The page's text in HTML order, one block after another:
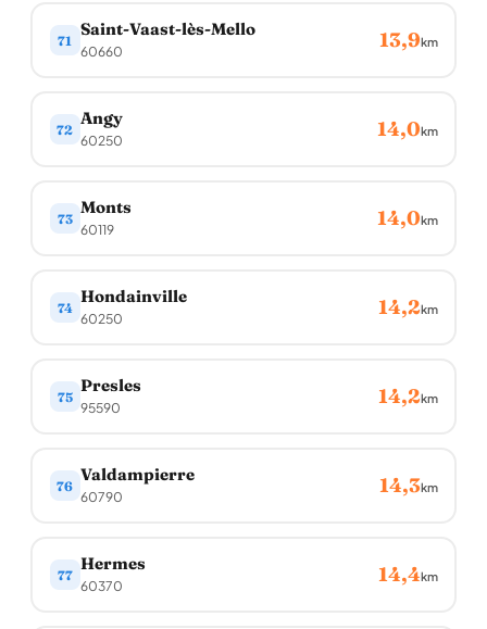
71
Saint-Vaast-lès-Mello
60660 13,9km
72
Angy
60250 14,0km
73
Monts
60119 14,0km
74
Hondainville
60250 14,2km
75
Presles
95590 14,2km
76
Valdampierre
60790 14,3km
77
Hermes
60370 14,4km